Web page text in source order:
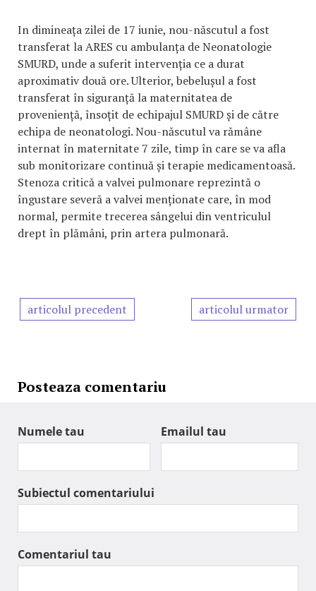
In dimineața zilei de 17 iunie, nou-născutul a fost
transferat la ARES cu ambulanța de Neonatologie
SMURD, unde a suferit intervenția ce a durat
aproximativ două ore. Ulterior, bebelușul a fost
transferat în siguranță la maternitatea de
proveniență, însoțit de echipajul SMURD și de către
echipa de neonatologi. Nou-născutul va rămâne
internat în maternitate 7 zile, timp în care se va afla
sub monitorizare continuă și terapie medicamentoasă.
Stenoza critică a valvei pulmonare reprezintă o
îngustare severă a valvei menționate care, în mod
normal, permite trecerea sângelui din ventriculul
drept în plămâni, prin artera pulmonară.
articolul precedent articolul urmator
Posteaza comentariu
Numele tau Emailul tau
Subiectul comentariului
Comentariul tau